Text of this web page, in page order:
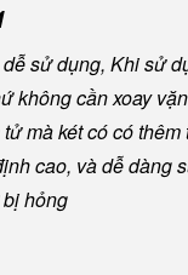
sử dụng, Khi sử
không cần xoay
mà két có có
cao, và dễ dàng
hỏng